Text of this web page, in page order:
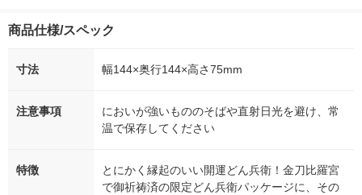
商品仕様/スペック
寸法 幅144×奥行144×高さ75mm
注意事項
においが強いもののそばや直射日光を避け、常
温で保存してください
特徴
とにかく縁起のいい開運どん兵衛！金刀比羅宮
で御祈祷済の限定どん兵衛パッケージに、その